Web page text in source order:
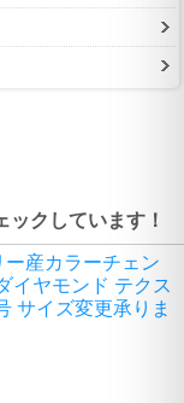
クしています！
産カラーチェン
イヤモンド テクス
サイズ変更承りま